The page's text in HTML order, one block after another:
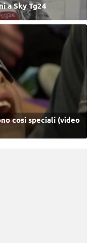
a Sky Tg24
così speciali (video